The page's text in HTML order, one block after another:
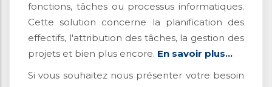
fonctions, tâches ou processus informatiques.
Cette solution concerne la planification des
effectifs, l'attribution des tâches, la gestion des
projets et bien plus encore. En savoir plus...
Si vous souhaitez nous présenter votre besoin